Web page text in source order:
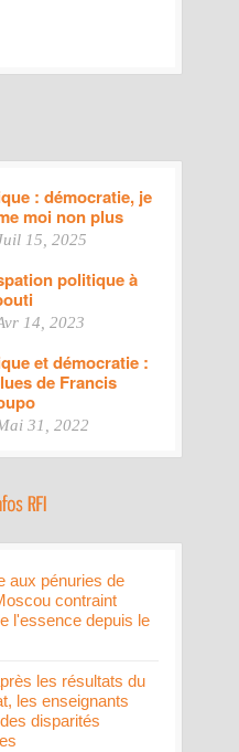
: démocratie, je
moi non plus
15, 2025
politique à
14, 2023
et démocratie :
de Francis
31, 2022
aux pénuries de
contraint
l'essence depuis le
les résultats du
les enseignants
disparités